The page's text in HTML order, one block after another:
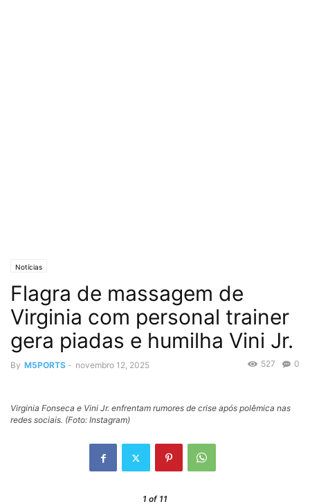
Notícias
Flagra de massagem de
Virginia com personal trainer
gera piadas e humilha Vini Jr.
By M5PORTS - novembro 12, 2025 0
527
Virginia Fonseca e Vini Jr. enfrentam rumores de crise após polêmica nas
redes sociais. (Foto: Instagram)
1 of 11